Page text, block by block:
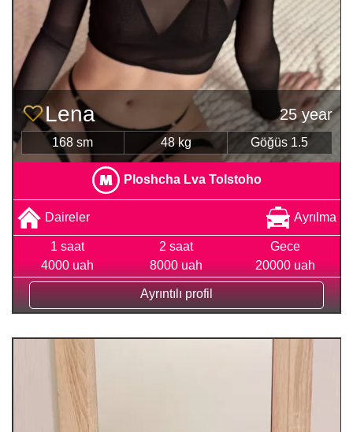
Lena 25 year
168 sm 48 kg Göğüs 1.5
Ploshcha Lva Tolstoho
Daireler Ayrılma
1 saat
4000 uah
2 saat
8000 uah
Gece
20000 uah
Ayrıntılı profil